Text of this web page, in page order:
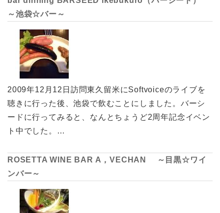
～池袋☆バー～
2009年12月12日訪問東久留米にSoftvoiceのライブを
聴きに行った後、池袋で飲むことにしました。バーシ
ードに行ってみると、なんとちょうど2周年記念イベン
ト中でした。…
ROSETTA WINE BAR A，VECHAN ～目黒☆ワイ
ンバー～